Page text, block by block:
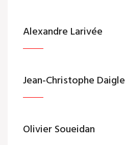
Alexandre Larivée
Jean-Christophe Daigle
Olivier Soueidan